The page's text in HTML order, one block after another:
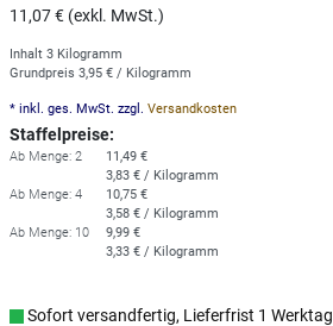
11,07 € (exkl. MwSt.)
Inhalt 3 Kilogramm
Grundpreis 3,95 € / Kilogramm
* inkl. ges. MwSt. zzgl. Versandkosten
Staffelpreise:
Ab Menge: 2
11,49 €
3,83 € / Kilogramm
Ab Menge: 4
10,75 €
3,58 € / Kilogramm
Ab Menge: 10
9,99 €
3,33 € / Kilogramm
Sofort versandfertig, Lieferfrist 1 Werktag